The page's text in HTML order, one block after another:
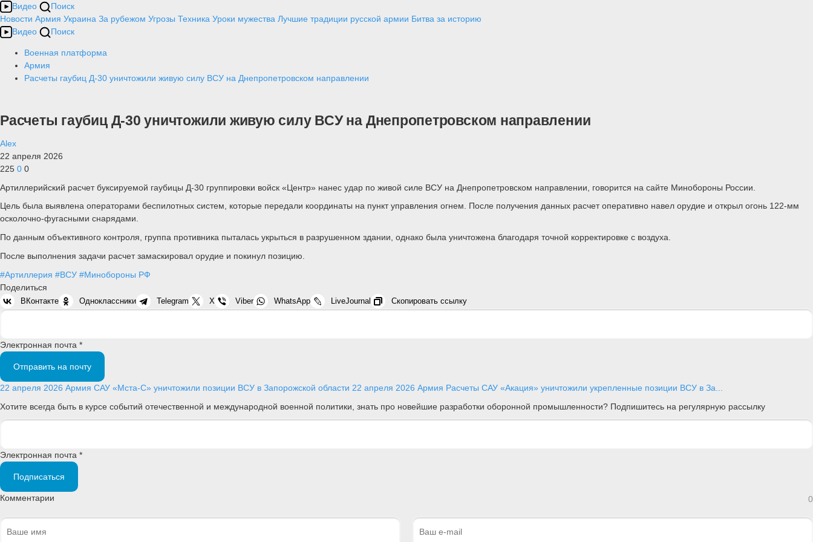
Видео
Поиск
Новости Армия Украина За рубежом Угрозы Техника Уроки мужества Лучшие традиции русской армии Битва за историю
Видео
Поиск
Военная платформа
Армия
Расчеты гаубиц Д-30 уничтожили живую силу ВСУ на Днепропетровском направлении
Расчеты гаубиц Д-30 уничтожили живую силу ВСУ на Днепропетровском направлении
Alex
22 апреля 2026
225 0 0
Артиллерийский расчет буксируемой гаубицы Д-30 группировки войск «Центр» нанес удар по живой силе ВСУ на Днепропетровском направлении, говорится на сайте Минобороны России.
Цель была выявлена операторами беспилотных систем, которые передали координаты на пункт управления огнем. После получения данных расчет оперативно навел орудие и открыл огонь 122-мм
осколочно-фугасными снарядами.
По данным объективного контроля, группа противника пыталась укрыться в разрушенном здании, однако была уничтожена благодаря точной корректировке с воздуха.
После выполнения задачи расчет замаскировал орудие и покинул позицию.
#Артиллерия #ВСУ #Минобороны РФ
Поделиться
ВКонтакте Одноклассники Telegram X Viber WhatsApp LiveJournal Скопировать ссылку
Электронная почта *
Отправить на почту
22 апреля 2026 Армия САУ «Мста-С» уничтожили позиции ВСУ в Запорожской области 22 апреля 2026 Армия Расчеты САУ «Акация» уничтожили укрепленные позиции ВСУ в За...
Хотите всегда быть в курсе событий отечественной и международной военной политики, знать про новейшие разработки оборонной промышленности? Подпишитесь на регулярную рассылку
Электронная почта *
Подписаться
Комментарии 0